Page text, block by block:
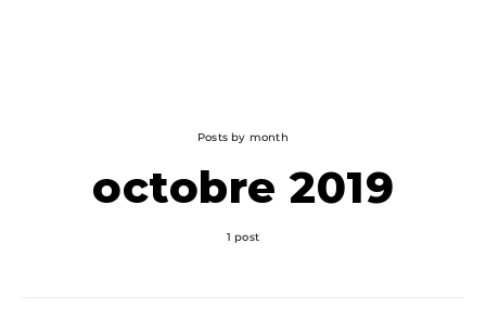
Posts by month
octobre 2019
1 post